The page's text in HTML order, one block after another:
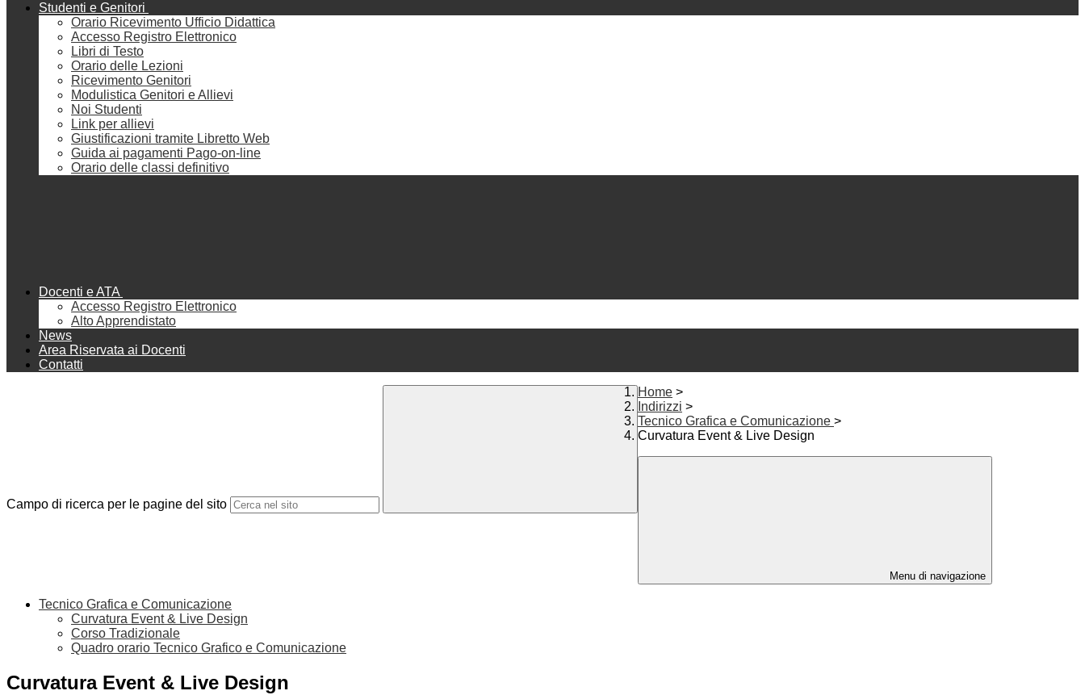
Studenti e Genitori
Orario Ricevimento Ufficio Didattica
Accesso Registro Elettronico
Libri di Testo
Orario delle Lezioni
Ricevimento Genitori
Modulistica Genitori e Allievi
Noi Studenti
Link per allievi
Giustificazioni tramite Libretto Web
Guida ai pagamenti Pago-on-line
Orario delle classi definitivo
Docenti e ATA
Accesso Registro Elettronico
Alto Apprendistato
News
Area Riservata ai Docenti
Contatti
Campo di ricerca per le pagine del sito
Home >
Indirizzi >
Tecnico Grafica e Comunicazione >
Curvatura Event & Live Design
Menu di navigazione
Tecnico Grafica e Comunicazione
Curvatura Event & Live Design
Corso Tradizionale
Quadro orario Tecnico Grafico e Comunicazione
Curvatura Event & Live Design